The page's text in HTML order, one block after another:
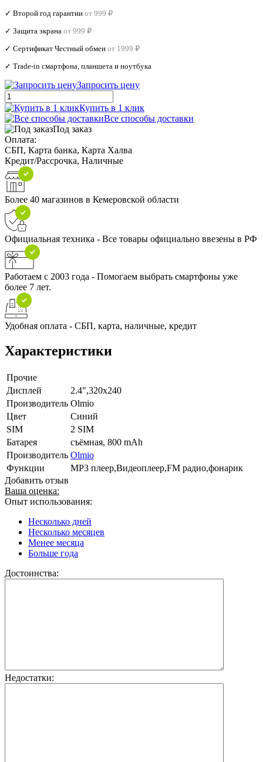
✓ Второй год гарантии от 999 ₽
✓ Защита экрана от 999 ₽
✓ Сертификат Честный обмен от 1999 ₽
✓ Trade‑in смартфона, планшета и ноутбука
Запросить цену
Купить в 1 клик
Все способы доставки
Под заказ
Оплата:
СБП, Карта банка, Карта Халва
Кредит/Рассрочка, Наличные
Более 40 магазинов в Кемеровской области
Официальная техника - Все товары официально ввезены в РФ
Работаем с 2003 года - Помогаем выбрать смартфоны уже
более 7 лет.
Удобная оплата - СБП, карта, наличные, кредит
Характеристики
Прочие
Дисплей
2.4",320x240
Производитель Olmio
Цвет
Синий
SIM
2 SIM
Батарея
съёмная, 800 mAh
Производитель Olmio
Функции
MP3 плеер,Видеоплеер,FM радио,фонарик
Добавить отзыв
Ваша оценка:
Опыт использования:
Несколько дней
Несколько месяцев
Менее месяца
Больше года
Достоинства:
Недостатки: